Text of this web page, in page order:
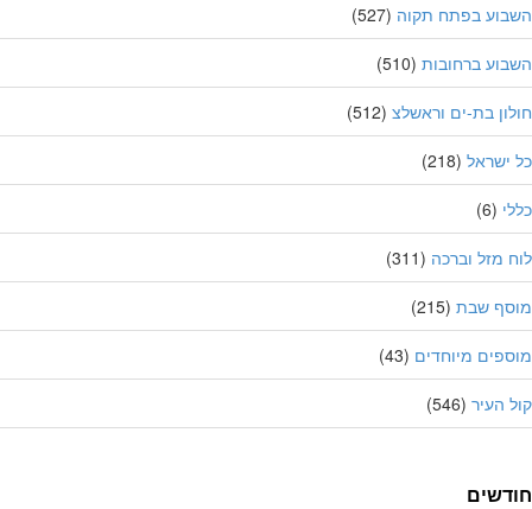
בפתח תקוה(527)
ברחובות(510)
בת-ים וראשלצ(512)
(218)
(6)
מזל וברכה(311)
שבת(215)
מיוחדים(43)
העיר(546)